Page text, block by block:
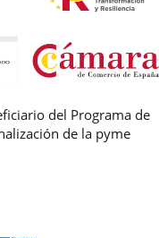
del Programa de
de la pyme